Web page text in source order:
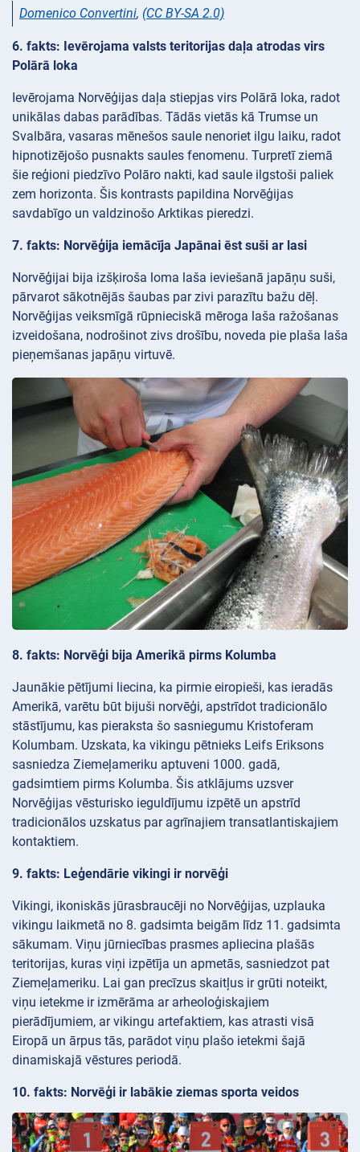
Domenico Convertini, (CC BY-SA 2.0)
6. fakts: Ievērojama valsts teritorijas daļa atrodas virs
Polārā loka
Ievērojama Norvēģijas daļa stiepjas virs Polārā loka, radot
unikālas dabas parādības. Tādās vietās kā Trumse un
Svalbāra, vasaras mēnešos saule nenoriet ilgu laiku, radot
hipnotizējošo pusnakts saules fenomenu. Turpretī ziemā
šie reģioni piedzīvo Polāro nakti, kad saule ilgstoši paliek
zem horizonta. Šis kontrasts papildina Norvēģijas
savdabīgo un valdzinošo Arktikas pieredzi.
7. fakts: Norvēģija iemācīja Japānai ēst suši ar lasi
Norvēģijai bija izšķiroša loma laša ieviešanā japāņu suši,
pārvarot sākotnējās šaubas par zivi parazītu bažu dēļ.
Norvēģijas veiksmīgā rūpnieciskā mēroga laša ražošanas
izveidošana, nodrošinot zivs drošību, noveda pie plaša laša
pieņemšanas japāņu virtuvē.
8. fakts: Norvēģi bija Amerikā pirms Kolumba
Jaunākie pētījumi liecina, ka pirmie eiropieši, kas ieradās
Amerikā, varētu būt bijuši norvēģi, apstrīdot tradicionālo
stāstījumu, kas pieraksta šo sasniegumu Kristoferam
Kolumbam. Uzskata, ka vikingu pētnieks Leifs Eriksons
sasniedza Ziemeļameriku aptuveni 1000. gadā,
gadsimtiem pirms Kolumba. Šis atklājums uzsver
Norvēģijas vēsturisko ieguldījumu izpētē un apstrīd
tradicionālos uzskatus par agrīnajiem transatlantiskajiem
kontaktiem.
9. fakts: Leģendārie vikingi ir norvēģi
Vikingi, ikoniskās jūrasbraucēji no Norvēģijas, uzplauka
vikingu laikmetā no 8. gadsimta beigām līdz 11. gadsimta
sākumam. Viņu jūrniecības prasmes apliecina plašās
teritorijas, kuras viņi izpētīja un apmetās, sasniedzot pat
Ziemeļameriku. Lai gan precīzus skaitļus ir grūti noteikt,
viņu ietekme ir izmērāma ar arheoloģiskajiem
pierādījumiem, ar vikingu artefaktiem, kas atrasti visā
Eiropā un ārpus tās, parādot viņu plašo ietekmi šajā
dinamiskajā vēstures periodā.
10. fakts: Norvēģi ir labākie ziemas sporta veidos